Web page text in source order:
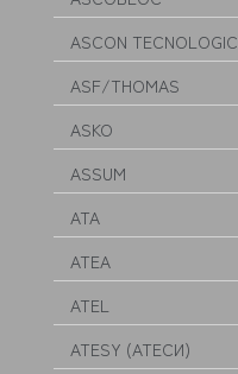
ASCON TECNOLOGIC
ASF/THOMAS
ASKO
ASSUM
ATA
ATEA
ATEL
ATESY (АТЕСИ)